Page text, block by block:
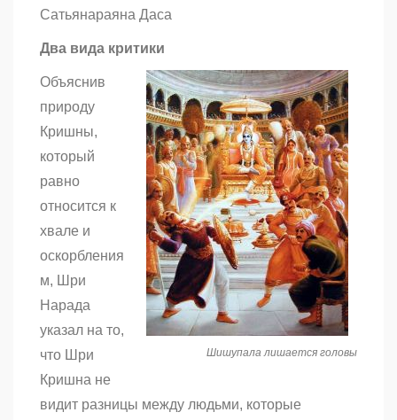
Сатьянараяна Даса
Два вида критики
Шишупала лишается головы
Объяснив
природу
Кришны,
который
равно
относится к
хвале и
оскорбления
м, Шри
Нарада
указал на то,
что Шри
Кришна не
видит разницы между людьми, которые